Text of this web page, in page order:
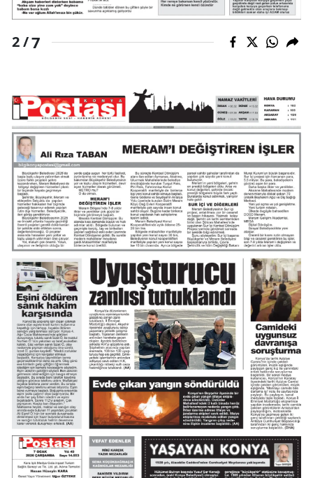
Van
Yozgat
Aksaray
Bayburt
Karaman
Kırıkkale
Batman
Şırnak
Bartın
Ardahan
Iğdır
Yalova
Karabük
Kilis
Osmaniye
2 /7